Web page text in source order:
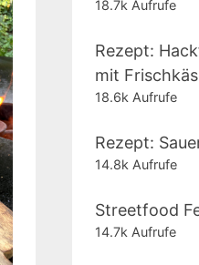
18.7k Aufrufe
Rezept:
mit
18.6k Aufrufe
Rezept:
14.8k Aufrufe
Streetfood
14.7k Aufrufe